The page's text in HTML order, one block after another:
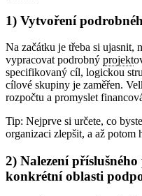
1) Vytvoření
Na začátku je třeba si ujasnit,
vypracovat podrobný projekt
specifikovaný cíl, logickou
cílové skupiny je zaměřen.
rozpočtu a promyslet
Tip: Nejprve si určete, co
organizaci zlepšit, a až potom
2) Nalezení
konkrétní oblasti